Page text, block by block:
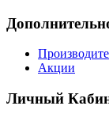
Акции
Личный